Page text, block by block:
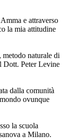
e attraverso
la mia attitudine
naturale di
Dott. Peter Levine
dalla comunità
ovunque
la scuola
a Milano.